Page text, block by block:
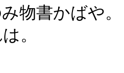
物書かばや。
。